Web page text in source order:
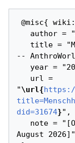
@misc{ wiki:xxx,
--
"\url{
did=31674}",
August 2026]"